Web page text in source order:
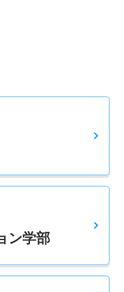
ン学部